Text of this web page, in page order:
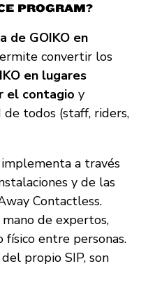
PROGRAM?
de GOIKO en
convertir los
en lugares
el contagio y
de todos (staff, riders,
a través
y de las
Contactless.
de expertos,
entre personas.
propio SIP, son